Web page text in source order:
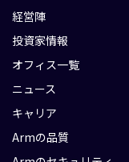
経営陣
投資家情報
オフィス一覧
ニュース
キャリア
Armの品質